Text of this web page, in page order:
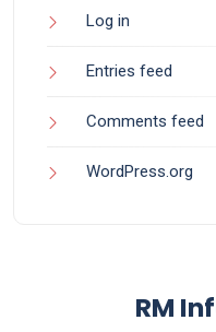
Log in
Entries feed
Comments feed
WordPress.org
RM